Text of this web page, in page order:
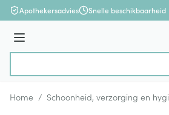
Ga naar de inhoud
Apothekersadvies Snelle beschikbaarheid
Menu
Home / Schoonheid, verzorging en